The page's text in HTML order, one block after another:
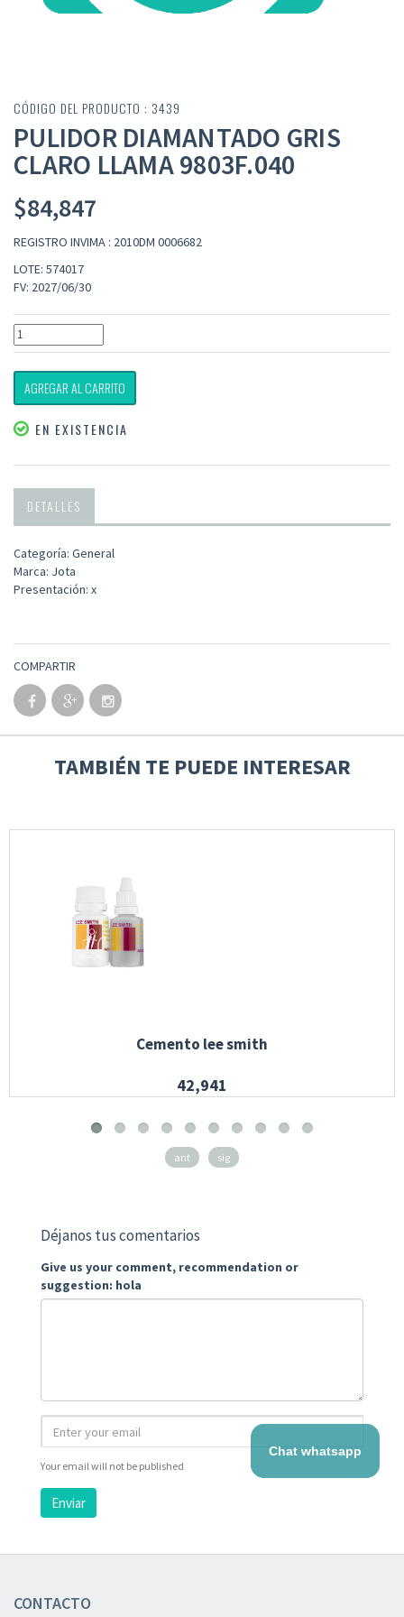
CÓDIGO DEL PRODUCTO : 3439
PULIDOR DIAMANTADO GRIS
CLARO LLAMA 9803F.040
$84,847
REGISTRO INVIMA : 2010DM 0006682
LOTE: 574017
FV: 2027/06/30
AGREGAR AL CARRITO
EN EXISTENCIA
DETALLES
Categoría: General
Marca: Jota
Presentación: x
COMPARTIR
TAMBIÉN TE PUEDE INTERESAR
Cemento lee smith
42,941
ant sig
Déjanos tus comentarios
Give us your comment, recommendation or
suggestion: hola
Your email will not be published
Enviar
CONTACTO
Chat whatsapp